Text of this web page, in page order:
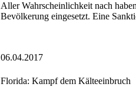
Aller Wahrscheinlichkeit nach
Bevölkerung eingesetzt. Eine
06.04.2017
Florida: Kampf dem Kälteeinbruch